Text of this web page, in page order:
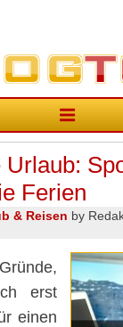
Ferien
& Reisen by
erst
einen